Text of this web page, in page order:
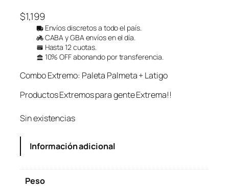
$1,199
Envíos discretos a todo el país.
CABA y GBA envíos en el día.
Hasta 12 cuotas.
10% OFF abonando por transferencia.
Combo Extremo: Paleta Palmeta + Latigo
Productos Extremos para gente Extrema!!
Sin existencias
Información adicional
Peso